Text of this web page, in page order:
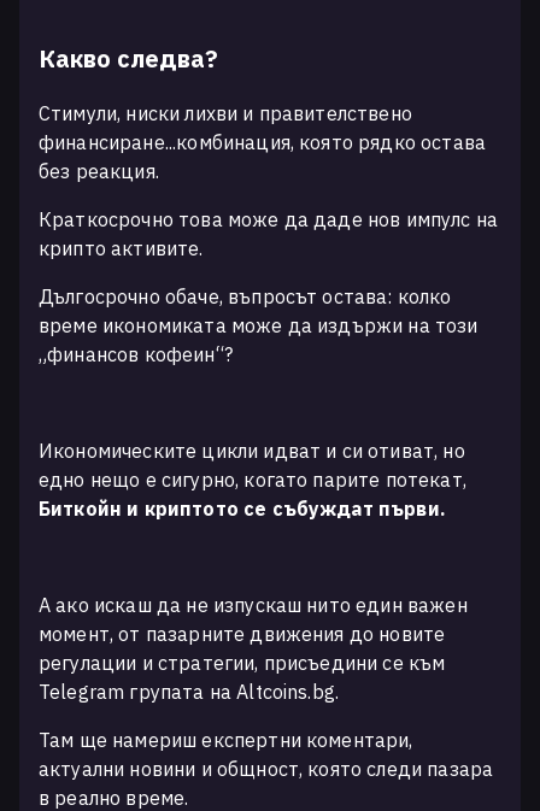
Какво следва?
Стимули, ниски лихви и правителствено
финансиране...комбинация, която рядко остава
без реакция.
Краткосрочно това може да даде нов импулс на
крипто активите.
Дългосрочно обаче, въпросът остава: колко
време икономиката може да издържи на този
„финансов кофеин“?
Икономическите цикли идват и си отиват, но
едно нещо е сигурно, когато парите потекат,
Биткойн и криптото се събуждат първи.
А ако искаш да не изпускаш нито един важен
момент, от пазарните движения до новите
регулации и стратегии, присъедини се към
Telegram групата на Altcoins.bg.
Там ще намериш експертни коментари,
актуални новини и общност, която следи пазара
в реално време.